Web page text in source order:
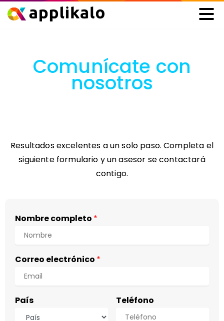
Comunícate con
nosotros
Resultados excelentes a un solo paso. Completa el
siguiente formulario y un asesor se contactará
contigo.
Nombre completo *
Correo electrónico *
País Teléfono